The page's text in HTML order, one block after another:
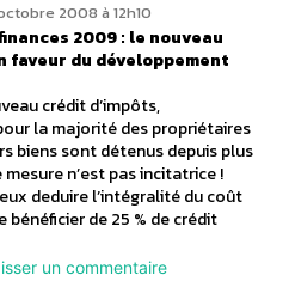
2008 à 12h10
2009 : le nouveau
faveur du développement
crédit d’impôts,
la majorité des propriétaires
biens sont détenus depuis plus
n’est pas incitatrice !
deduire l’intégralité du coût
bénéficier de 25 % de crédit
un commentaire